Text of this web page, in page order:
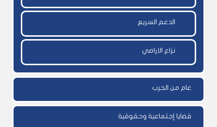
الدعم السريع
نزاع الاراضي
عام من الحرب
قضايا إجتماعية وحقوقية